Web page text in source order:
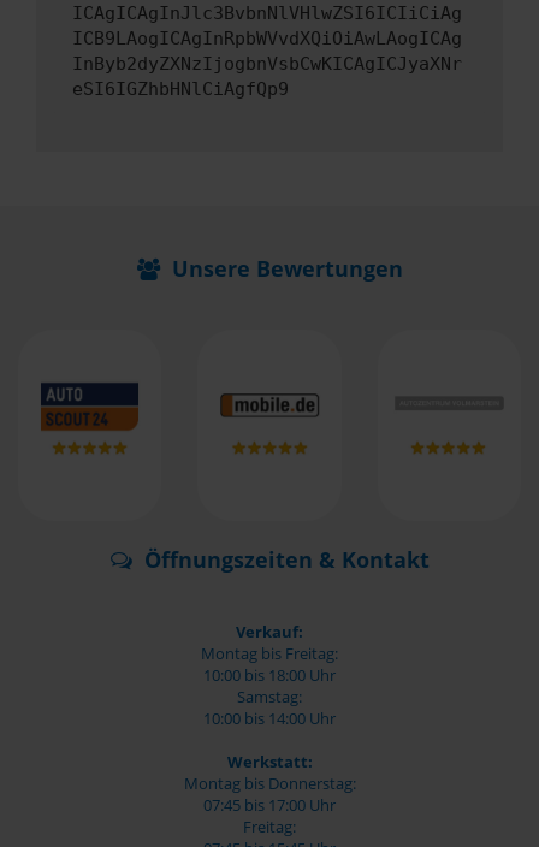
ICAgICAgInJlc3BvbnNlVHlwZSI6ICIiCiAg
ICB9LAogICAgInRpbWVvdXQiOiAwLAogICAg
InByb2dyZXNzIjogbnVsbCwKICAgICJyaXNr
eSI6IGZhbHNlCiAgfQp9
Unsere Bewertungen
Öffnungszeiten & Kontakt
Verkauf:
Montag bis Freitag:
10:00 bis 18:00 Uhr
Samstag:
10:00 bis 14:00 Uhr
Werkstatt:
Montag bis Donnerstag:
07:45 bis 17:00 Uhr
Freitag: